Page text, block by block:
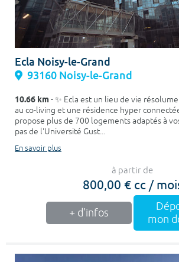
Ecla Noisy-le-Grand
93160 Noisy-le-Grand
10.66 km- ✨ Ecla est un lieu de vie
au co-living et une résidence hyper
propose plus de 700 logements adaptés à
pas de l'Université Gust...
En savoir plus
à partir de
800,00 € cc /
+ d'infos
mon